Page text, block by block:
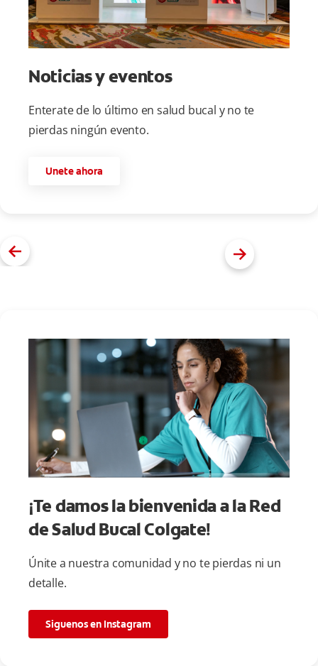
Noticias y eventos
Enterate de lo último en salud bucal y no te
pierdas ningún evento.
Unete ahora
¡Te damos la bienvenida a la Red
de Salud Bucal Colgate!
Únite a nuestra comunidad y no te pierdas ni un
detalle.
Siguenos en Instagram